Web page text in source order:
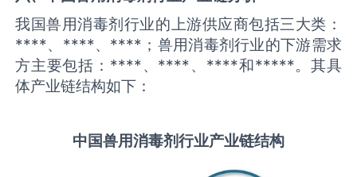
我国兽用消毒剂行业的上游供应商包括三大类：
****、****、****；兽用消毒剂行业的下游需求
方主要包括：****、****、****和*****。其具
体产业链结构如下：
中国兽用消毒剂行业产业链结构